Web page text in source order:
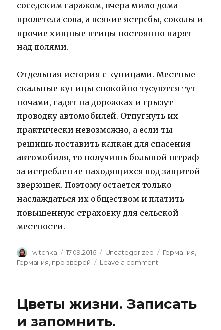
соседским гаражом, вчера мимо дома
пролетела сова, а всякие ястребы, соколы и
прочие хищные птицы постоянно парят
над полями.
Отдельная история с куницами. Местные
скальные куницы спокойно тусуются тут
ночами, гадят на дорожках и грызут
проводку автомобилей. Отпугнуть их
практически невозможно, а если ты
решишь поставить капкан для спасения
автомобиля, то получишь большой штраф
за истребление находящихся под защитой
зверюшек. Поэтому остается только
наслаждаться их обществом и платить
повышенную страховку для сельской
местности.
Author
witchka
Posted
on
17.09.2016 Categories
Uncategorized Tags
Германия
Германия, про зверей Leave a comment
жил!
Цветы жизни. Записать
и запомнить.